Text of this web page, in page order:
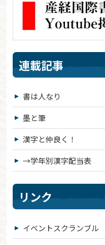
連載記事
書は人なり
墨と筆
漢字と仲良く！
→学年別漢字配当表
リンク
イベントスクランブル